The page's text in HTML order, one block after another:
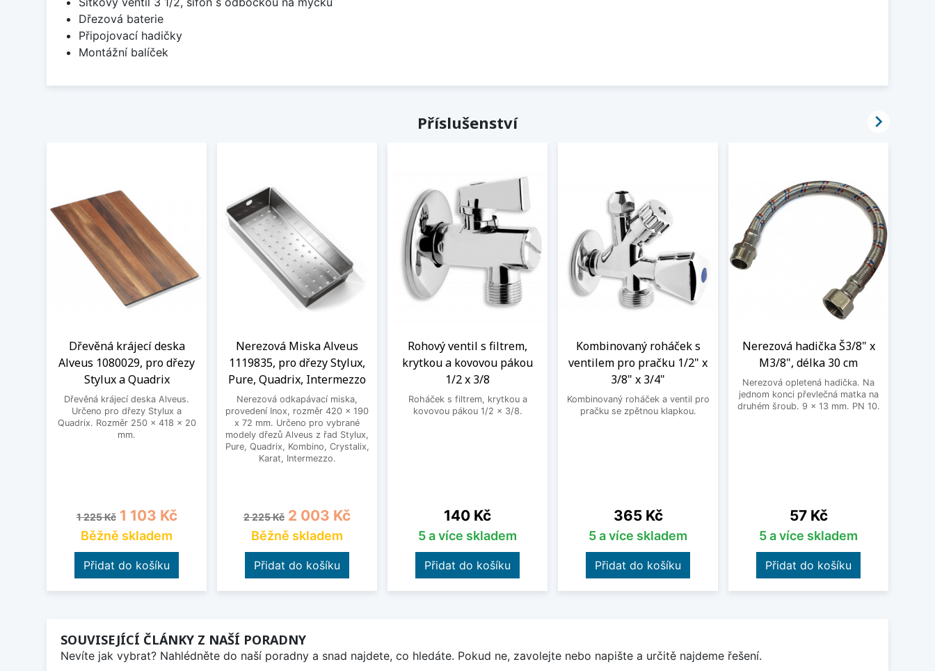
Dřezová baterie
Připojovací hadičky
Montážní balíček
Příslušenství
Dřevěná krájecí deska
Alveus 1080029, pro dřezy
Stylux a Quadrix
Dřevěná krájecí deska Alveus.
Určeno pro dřezy Stylux a
Quadrix. Rozměr 250 x 418 x 20
mm.
Běžná cena
1 225 Kč Cena
1 103 Kč
Běžně skladem
Přidat do košíku
Nerezová Miska Alveus
1119835, pro dřezy Stylux,
Pure, Quadrix, Intermezzo
Nerezová odkapávací miska,
provedení Inox, rozměr 420 x 190
x 72 mm. Určeno pro vybrané
modely dřezů Alveus z řad Stylux,
Pure, Quadrix, Kombino, Crystalix,
Karat, Intermezzo.
Běžná cena
2 225 Kč Cena
2 003 Kč
Běžně skladem
Přidat do košíku
Rohový ventil s filtrem,
krytkou a kovovou pákou
1/2 x 3/8
Roháček s filtrem, krytkou a
kovovou pákou 1/2 x 3/8.
Cena
140 Kč
5 a více skladem
Přidat do košíku
Kombinovaný roháček s
ventilem pro pračku 1/2" x
3/8" x 3/4"
Kombinovaný roháček a ventil pro
pračku se zpětnou klapkou.
Cena
365 Kč
5 a více skladem
Přidat do košíku
Nerezová hadička Š3/8" x
M3/8", délka 30 cm
Nerezová opletená hadička. Na
jednom konci převlečná matka na
druhém šroub. 9 x 13 mm. PN 10.
Cena
57 Kč
5 a více skladem
Přidat do košíku

SOUVISEJÍCÍ ČLÁNKY Z NAŠÍ PORADNY
Nevíte jak vybrat? Nahlédněte do naší poradny a snad najdete, co hledáte. Pokud ne, zavolejte nebo napište a určitě najdeme řešení.